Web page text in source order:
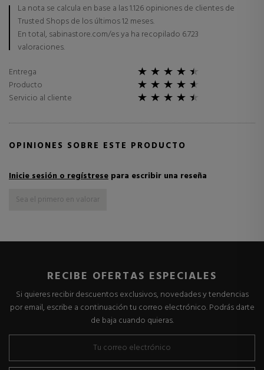
La nota se calcula en base a las 1.126 opiniones de clientes de
Trusted Shops de los últimos 12 meses.
En total, sabinastore.com/es ya ha recopilado 6.723
valoraciones.
Entrega
Producto
Servicio al cliente
OPINIONES SOBRE ESTE PRODUCTO
Inicie sesión o regístrese para escribir una reseña
Sea el primero en valorar
RECIBE OFERTAS ESPECIALES
Si quieres recibir descuentos exclusivos, novedades y tendencias
por email, escribe a continuación tu correo electrónico. Podrás darte
de baja cuando quieras.